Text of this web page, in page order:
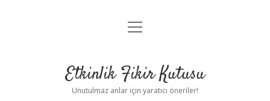
Anasayfa
Yasal Uyarı
menüyü
Etkinlik Fikir Kutusu
Unutulmaz anlar için yaratıcı öneriler!